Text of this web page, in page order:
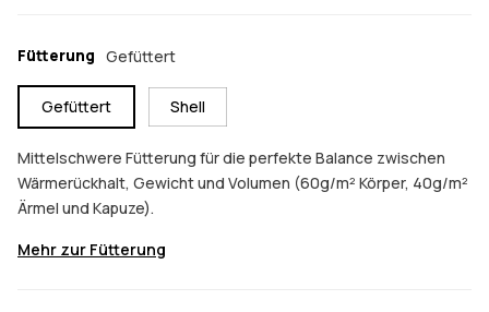
Fütterung Gefüttert
Gefüttert Shell
Mittelschwere Fütterung für die perfekte Balance zwischen
Wärmerückhalt, Gewicht und Volumen (60g/m² Körper, 40g/m²
Ärmel und Kapuze).
Mehr zur Fütterung